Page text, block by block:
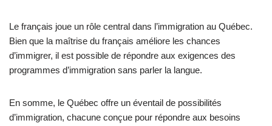
Le français joue un rôle central dans l’immigration au Québec.
Bien que la maîtrise du français améliore les chances
d’immigrer, il est possible de répondre aux exigences des
programmes d’immigration sans parler la langue.
En somme, le Québec offre un éventail de possibilités
d’immigration, chacune conçue pour répondre aux besoins